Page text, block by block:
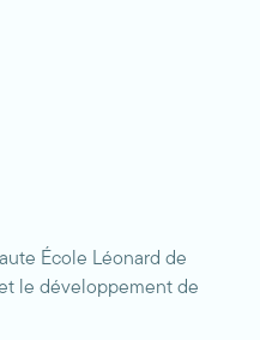
École Léonard de
le développement de